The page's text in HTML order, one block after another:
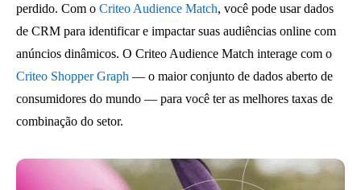
perdido. Com o Criteo Audience Match, você pode usar dados
de CRM para identificar e impactar suas audiências online com
anúncios dinâmicos. O Criteo Audience Match interage com o
Criteo Shopper Graph — o maior conjunto de dados aberto de
consumidores do mundo — para você ter as melhores taxas de
combinação do setor.